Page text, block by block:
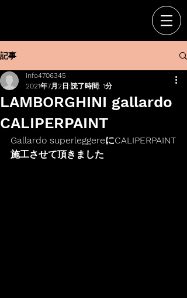
記事
LAMBORGHINI gallardo
CALIPERPAINT
info4706345
2021年7月2日 読了時間: 1分
Gallardo superleggereにCALIPERPAINT
施工させて頂きました